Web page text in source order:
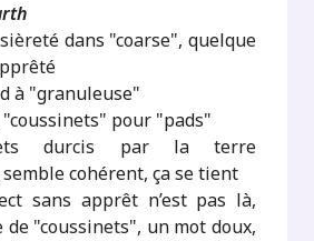
dans "coarse", quelque
à "granuleuse"
"coussinets" pour "pads"
durcis par la terre
cohérent, ça se tient
sans apprêt n’est pas là,
de "coussinets", un mot doux,